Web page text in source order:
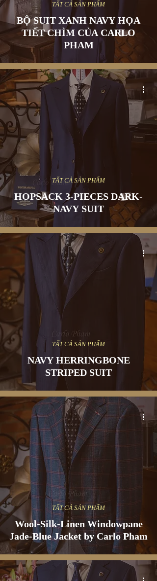
BỘ SUIT XANH NAVY HỌA
TIẾT CHÌM CỦA CARLO
PHAM
TẤT CẢ SẢN PHẨM
HOPSACK 3-PIECES DARK-
NAVY SUIT
TẤT CẢ SẢN PHẨM
NAVY HERRINGBONE
STRIPED SUIT
TẤT CẢ SẢN PHẨM
Wool-Silk-Linen Windowpane
Jade-Blue Jacket by Carlo Pham
TẤT CẢ SẢN PHẨM